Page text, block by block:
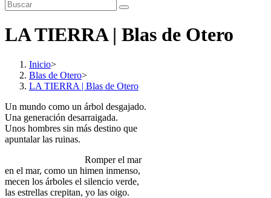
LA TIERRA | Blas de Otero
Inicio>
Blas de Otero>
LA TIERRA | Blas de Otero
Un mundo como un árbol desgajado.
Una generación desarraigada.
Unos hombres sin más destino que
apuntalar las ruinas.
Romper el mar
en el mar, como un himen inmenso,
mecen los árboles el silencio verde,
las estrellas crepitan, yo las oigo.